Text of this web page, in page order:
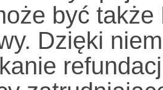
być
Dzięki